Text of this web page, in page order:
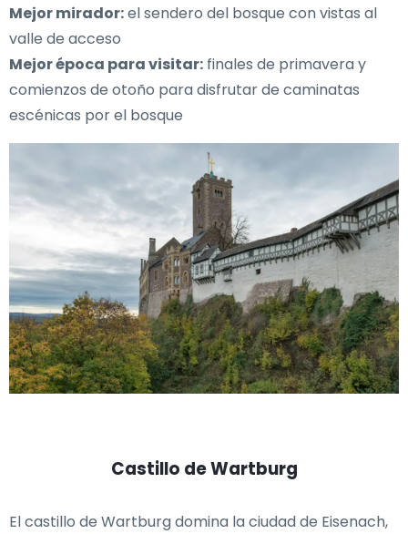
Mejor mirador:el sendero del bosque con vistas al
valle de acceso
Mejor época para visitar: finales de primavera y
comienzos de otoño para disfrutar de caminatas
escénicas por el bosque
Castillo de Wartburg
El castillo de Wartburg domina la ciudad de Eisenach,